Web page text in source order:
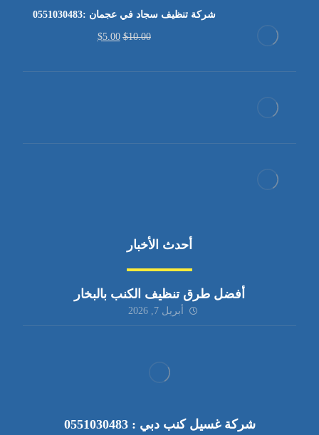
شركة تنظيف سجاد في عجمان :0551030483
$10.00
$5.00
أحدث الأخبار
أفضل طرق تنظيف الكنب بالبخار
أبريل 7, 2026
شركة غسيل كنب دبي : 0551030483